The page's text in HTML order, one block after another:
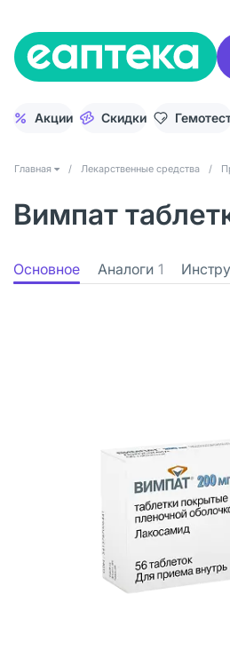
Акции Скидки
Главная / Лекарственные средства /
Вимпат
Основное Аналоги 1